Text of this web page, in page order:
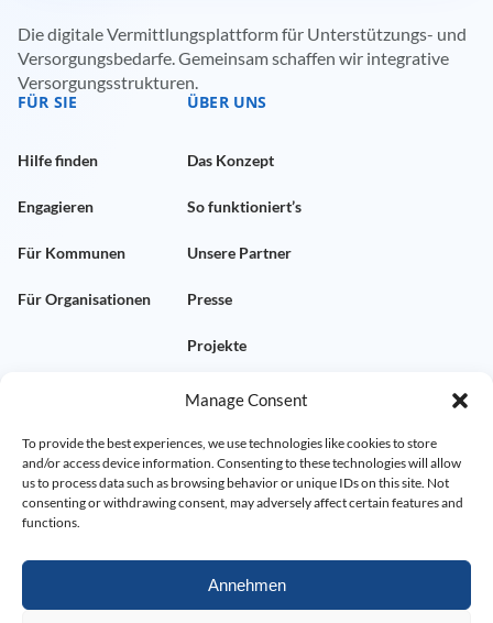
Manage Consent
To provide the best experiences, we use technologies like cookies to store
and/or access device information. Consenting to these technologies will allow
us to process data such as browsing behavior or unique IDs on this site. Not
consenting or withdrawing consent, may adversely affect certain features and
functions.
Annehmen
Die digitale Vermittlungsplattform für Unterstützungs- und
Versorgungsbedarfe. Gemeinsam schaffen wir integrative
Versorgungsstrukturen.
FÜR SIE
Hilfe finden
Engagieren
Für Kommunen
Für Organisationen
ÜBER UNS
Das Konzept
So funktioniert’s
Unsere Partner
Presse
Projekte
Kontakt aufnehmen
Demo vereinbaren
FAQ
RECHTLICHES
Impressum
Datenschutz
AGB